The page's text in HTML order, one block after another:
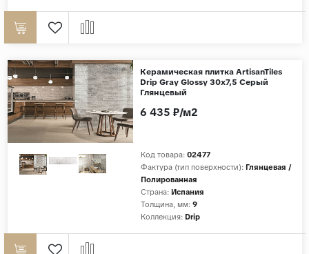
Керамическая плитка ArtisanTiles
Drip Gray Glossy 30x7,5 Серый
Глянцевый
Код товара: 02477
Фактура (тип поверхности): Глянцевая /
Полированная
Страна: Испания
Толщина, мм: 9
Коллекция: Drip
6 435 ₽/м2